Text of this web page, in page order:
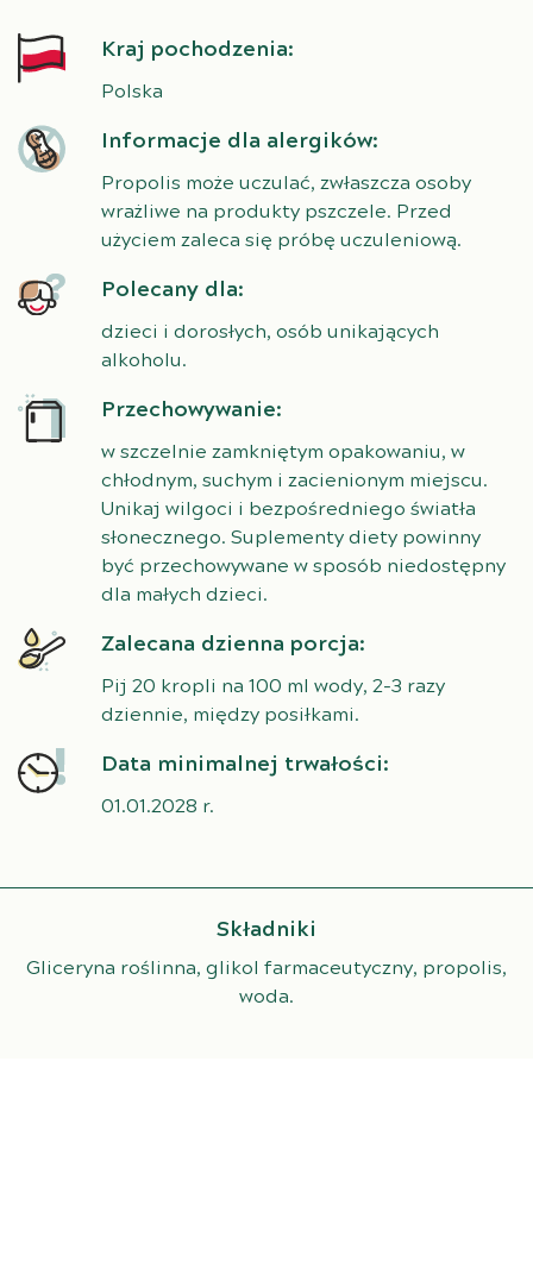
Kraj pochodzenia:
Polska
Informacje dla alergików:
Propolis może uczulać, zwłaszcza osoby
wrażliwe na produkty pszczele. Przed
użyciem zaleca się próbę uczuleniową.
Polecany dla:
dzieci i dorosłych, osób unikających
alkoholu.
Przechowywanie:
w szczelnie zamkniętym opakowaniu, w
chłodnym, suchym i zacienionym miejscu.
Unikaj wilgoci i bezpośredniego światła
słonecznego. Suplementy diety powinny
być przechowywane w sposób niedostępny
dla małych dzieci.
Zalecana dzienna porcja:
Pij 20 kropli na 100 ml wody, 2-3 razy
dziennie, między posiłkami.
Data minimalnej trwałości:
01.01.2028 r.
Składniki
Gliceryna roślinna, glikol farmaceutyczny, propolis,
woda.